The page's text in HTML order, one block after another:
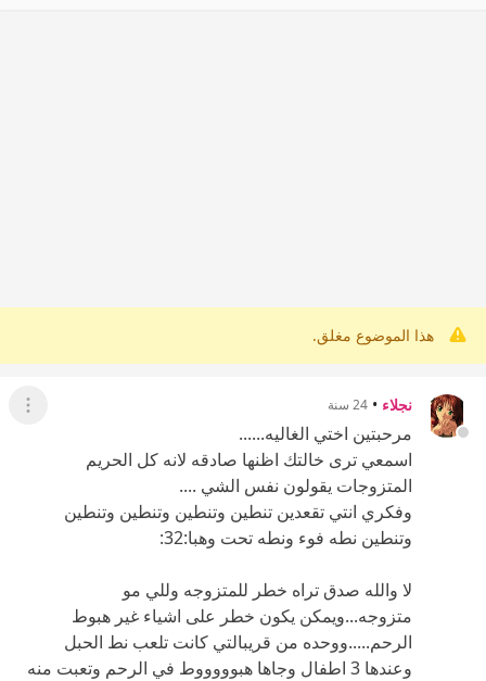
هذا الموضوع مغلق.
نجلاء • 24 سنة عرض
مرحبتين اختي الغاليه......
اسمعي ترى خالتك اظنها صادقه لانه كل الحريم
المتزوجات يقولون نفس الشي ....
وفكري انتي تقعدين تنطين وتنطين وتنطين وتنطين
وتنطين نطه فوء ونطه تحت وهبا:32:
لا والله صدق تراه خطر للمتزوجه وللي مو
متزوجه...ويمكن يكون خطر على اشياء غير هبوط
الرحم.....ووحده من قريبالتي كانت تلعب نط الحبل
وعندها 3 اطفال وجاها هبوووووط في الرحم وتعبت منه